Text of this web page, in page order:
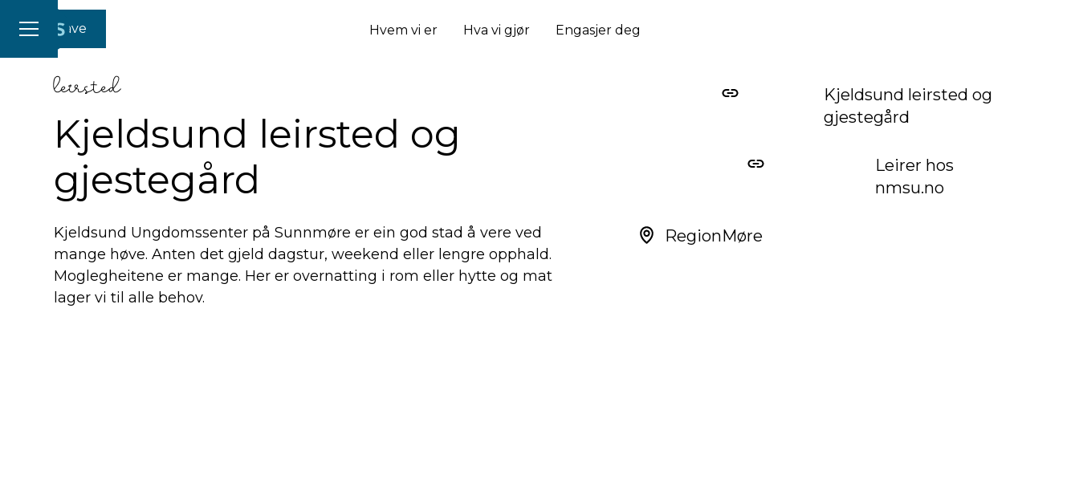
Hvem vi er Hva vi gjør Engasjer deg
Gi en gave
leirsted
Kjeldsund leirsted og
gjestegård
Kjeldsund Ungdomssenter på Sunnmøre er ein god stad å vere ved
mange høve. Anten det gjeld dagstur, weekend eller lengre opphald.
Moglegheitene er mange. Her er overnatting i rom eller hytte og mat
lager vi til alle behov.
Kjeldsund leirsted og
gjestegård
Leirer hos
nmsu.no
RegionMøre